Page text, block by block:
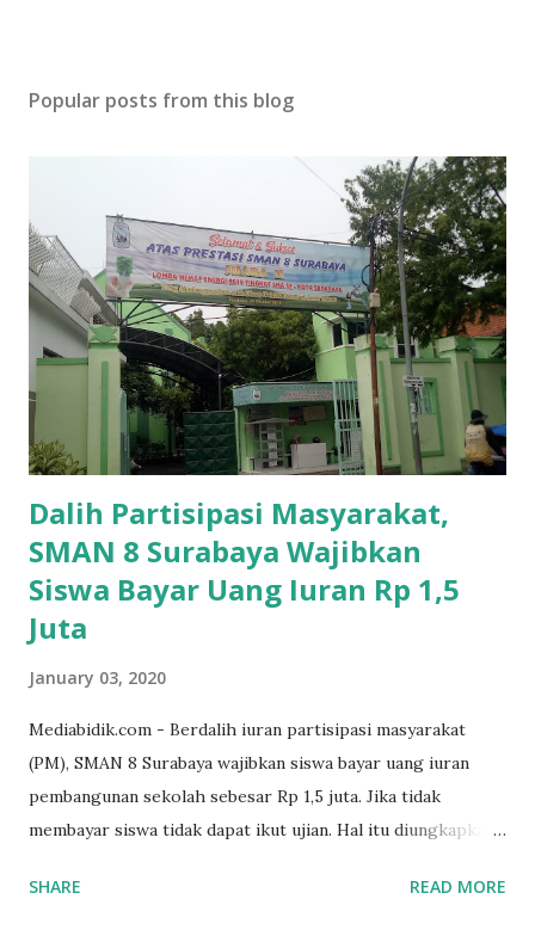
Popular posts from this blog
Dalih Partisipasi Masyarakat,
SMAN 8 Surabaya Wajibkan
Siswa Bayar Uang Iuran Rp 1,5
Juta
January 03, 2020
Mediabidik.com - Berdalih iuran partisipasi masyarakat
(PM), SMAN 8 Surabaya wajibkan siswa bayar uang iuran
pembangunan sekolah sebesar Rp 1,5 juta. Jika tidak
membayar siswa tidak dapat ikut ujian. Hal itu diungkapkan
SMAN 8 Jalan Iskandar Muda Surabaya mengatakan, ada
SHARE READ MORE